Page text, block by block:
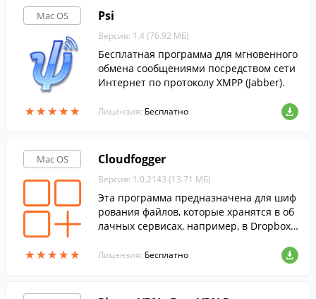
Mac OS
★★★★★
★★★★★
Psi
Версия: 1.4 (76.92 МБ)
Бесплатная программа для мгновенного
обмена сообщениями посредством сети
Интернет по протоколу XMPP (Jabber).
Лицензия: Бесплатно
Mac OS
★★★★★
★★★★★
Cloudfogger
Версия: 1.0.2143 (13.71 МБ)
Эта программа предназначена для шиф
рования файлов, которые хранятся в об
лачных сервисах, например, в Dropbox
Лицензия: Бесплатно